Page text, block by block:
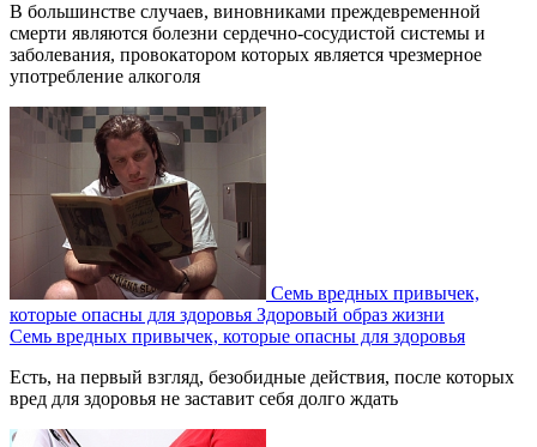
В большинстве случаев, виновниками преждевременной
смерти являются болезни сердечно-сосудистой системы и
заболевания, провокатором которых является чрезмерное
употребление алкоголя
Семь вредных привычек,
которые опасны для здоровья Здоровый образ жизни
Семь вредных привычек, которые опасны для здоровья
Есть, на первый взгляд, безобидные действия, после которых
вред для здоровья не заставит себя долго ждать